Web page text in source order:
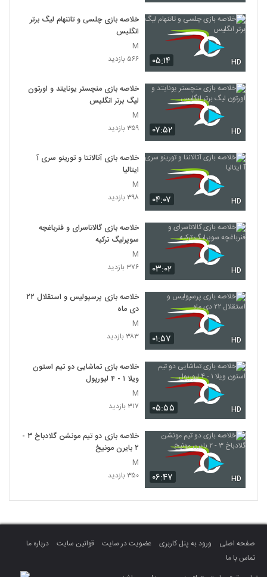
۰۵:۱۴ HD
خلاصه بازی چلسی و تاتنهام لیگ برتر
انگلیس
M
۵۶۶ بازدید
۰۷:۵۲ HD
خلاصه بازی منچستر یونایتد و اورتون
لیگ برتر انگلیس
M
۳۵۹ بازدید
۰۴:۰۷ HD
خلاصه بازی آتالانتا و تورینو سری آ
ایتالیا
M
۳۹۸ بازدید
۰۳:۰۲ HD
خلاصه بازی گالاتاسرای و فنرباغچه
سوپرلیگ ترکیه
M
۳۷۶ بازدید
۰۱:۵۷ HD
خلاصه بازی پرسپولیس و استقلال ۲۲
دی ماه
M
۳۸۳ بازدید
۰۵:۵۵ HD
خلاصه بازی تماشایی دو تیم استون
ویلا ۱ - ۴ لیورپول
M
۳۱۷ بازدید
۰۶:۴۷ HD
خلاصه بازی دو تیم مونشن گلادباخ ۳ -
۲ بایرن مونیخ
M
۳۵۰ بازدید
صفحه اصلی ورود به پنل کاربری عضویت در سایت قوانین سایت
درباره ما
تماس با ما